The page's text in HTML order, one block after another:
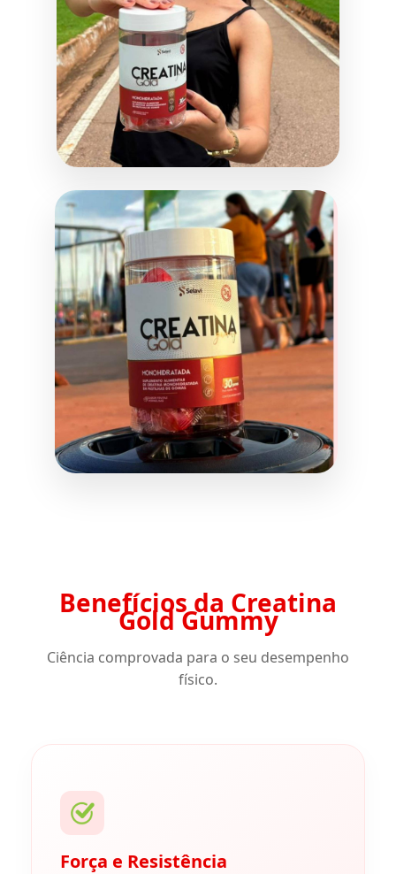
Benefícios da Creatina
Gold Gummy
Ciência comprovada para o seu desempenho
físico.
Força e Resistência